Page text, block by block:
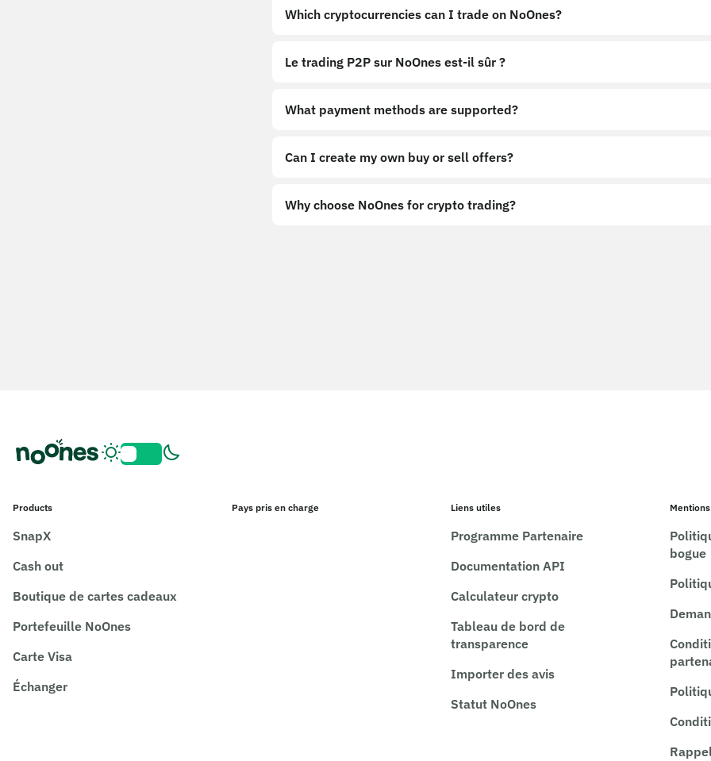
Which cryptocurrencies can I trade on NoOnes?
Le trading P2P sur NoOnes est-il sûr ?
What payment methods are supported?
Can I create my own buy or sell offers?
Why choose NoOnes for crypto trading?
Products
SnapX
Cash out
Boutique de cartes cadeaux
Portefeuille NoOnes
Carte Visa
Échanger
Pays pris en charge Liens utiles
Programme Partenaire
Documentation API
Calculateur crypto
Tableau de bord de
transparence
Importer des avis
Statut NoOnes
bogue